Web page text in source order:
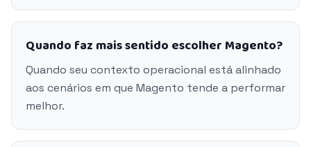
Quando faz mais sentido escolher Magento?
Quando seu contexto operacional está alinhado
aos cenários em que Magento tende a performar
melhor.